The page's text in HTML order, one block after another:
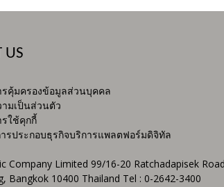
US
รคุ้มครองข้อมูลส่วนบุคคล
มเป็นส่วนตัว
ใช้คุกกี้
รประกอบธุรกิจบริการแพลตฟอร์มดิจิทัล
Company Limited 99/16-20 Ratchadapisek
Bangkok 10400 Thailand Tel : 0-2642-3400